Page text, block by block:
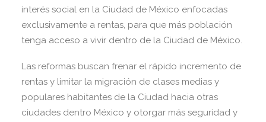
interés social en la Ciudad de México enfocadas
exclusivamente a rentas, para que más población
tenga acceso a vivir dentro de la Ciudad de México.
Las reformas buscan frenar el rápido incremento de
rentas y limitar la migración de clases medias y
populares habitantes de la Ciudad hacia otras
ciudades dentro México y otorgar más seguridad y